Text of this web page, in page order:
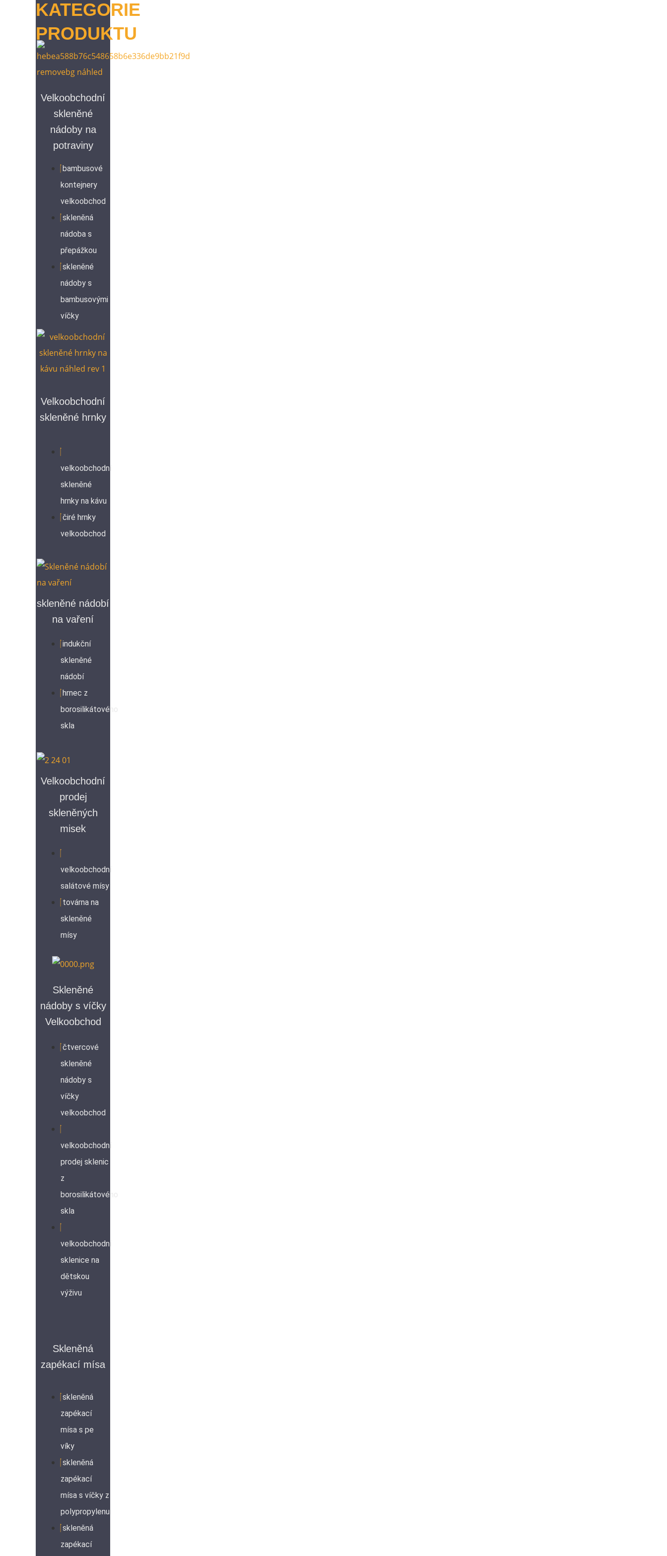
KATEGORIE
PRODUKTU
Velkoobchodní
skleněné
nádoby na
potraviny
bambusové
kontejnery
velkoobchod
skleněná
nádoba s
přepážkou
skleněné
nádoby s
bambusovými
víčky
Velkoobchodní
skleněné hrnky
velkoobchodní
skleněné
hrnky na kávu
čiré hrnky
velkoobchod
skleněné nádobí
na vaření
indukční
skleněné
nádobí
hrnec z
borosilikátového
skla
Velkoobchodní
prodej
skleněných
misek
velkoobchodní
salátové mísy
továrna na
skleněné
mísy
Skleněné
nádoby s víčky
Velkoobchod
čtvercové
skleněné
nádoby s
víčky
velkoobchod
velkoobchodní
prodej sklenic
z
borosilikátového
skla
velkoobchodní
sklenice na
dětskou
výživu
Skleněná
zapékací mísa
skleněná
zapékací
mísa s pe
víky
skleněná
zapékací
mísa s víčky z
polypropylenu
skleněná
zapékací